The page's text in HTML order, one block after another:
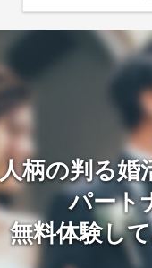
人柄の判る婚
パート
無料体験し